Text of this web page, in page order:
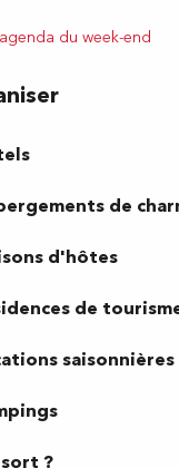
du week-end
de
d'hôtes
de
saisonnières
?